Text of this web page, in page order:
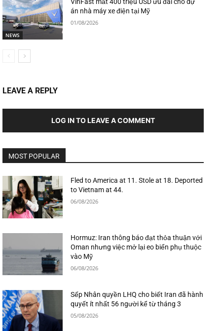
NEWS
VinFast mất 400 triệu USD ưu đãi cho dự
án nhà máy xe điện tại Mỹ
01/08/2026
LEAVE A REPLY
LOG IN TO LEAVE A COMMENT
MOST POPULAR
Fled to America at 11. Stole at 18. Deported
to Vietnam at 44.
06/08/2026
Hormuz: Iran thông báo đạt thỏa thuận với
Oman nhưng việc mở lại eo biển phụ thuộc
vào Mỹ
06/08/2026
Sếp Nhân quyền LHQ cho biết Iran đã hành
quyết ít nhất 56 người kể từ tháng 3
05/08/2026